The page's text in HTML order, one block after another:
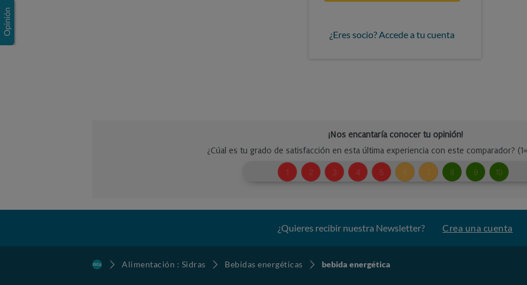
¿Eres socio? Accede a tu cuenta
¿Quieres recibir nuestra Newsletter? Crea una cuenta
Alimentación : Sidras Bebidas energéticas bebida energética